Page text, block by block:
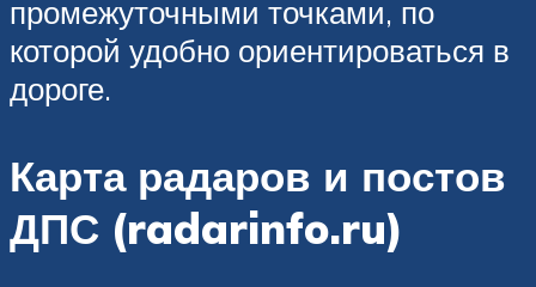
промежуточными точками, по
которой удобно ориентироваться в
дороге.
Карта радаров и постов
ДПС (radarinfo.ru)